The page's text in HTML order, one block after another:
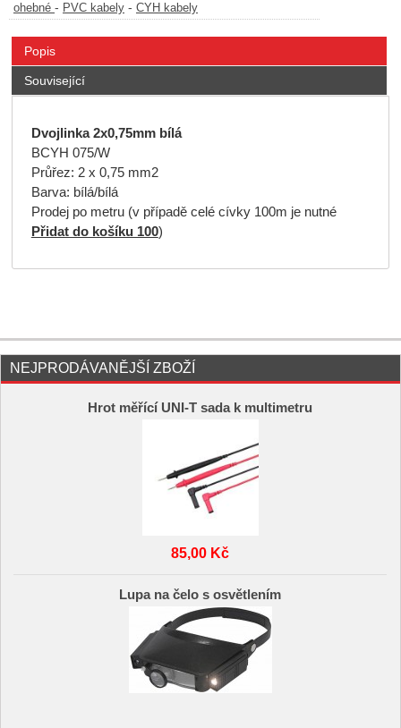
ohebné - PVC kabely - CYH kabely
Popis
Související
Dvojlinka 2x0,75mm bílá
BCYH 075/W
Průřez: 2 x 0,75 mm2
Barva: bílá/bílá
Prodej po metru (v případě celé cívky 100m je nutné
Přidat do košíku 100)
NEJPRODÁVANĚJŠÍ ZBOŽÍ
Hrot měřící UNI-T sada k multimetru
85,00 Kč
Lupa na čelo s osvětlením